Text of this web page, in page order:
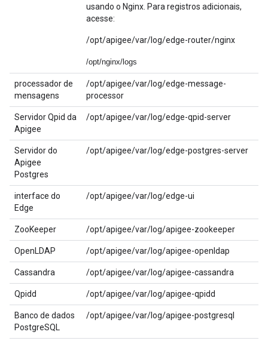
usando o Nginx. Para registros adicionais,
acesse:
/opt/apigee/var/log/edge-router/nginx
/opt/nginx/logs
processador de
mensagens
/opt/apigee/var/log/edge-message-
processor
Servidor Qpid da
Apigee
/opt/apigee/var/log/edge-qpid-server
Servidor do
Apigee
Postgres
/opt/apigee/var/log/edge-postgres-server
interface do
Edge
/opt/apigee/var/log/edge-ui
ZooKeeper /opt/apigee/var/log/apigee-zookeeper
OpenLDAP /opt/apigee/var/log/apigee-openldap
Cassandra /opt/apigee/var/log/apigee-cassandra
Qpidd /opt/apigee/var/log/apigee-qpidd
Banco de dados
PostgreSQL
/opt/apigee/var/log/apigee-postgresql